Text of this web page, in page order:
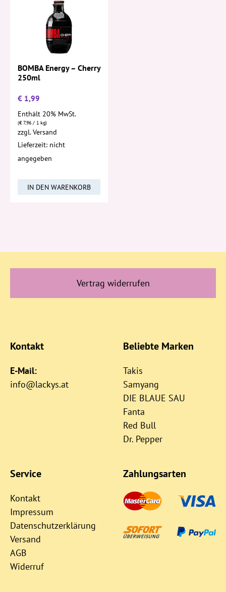
BOMBA Energy – Cherry
250ml
€ 1,99
Enthält 20% MwSt.
(€7,96 / 1 kg)
zzgl.Versand
Lieferzeit: nicht
angegeben
IN DEN WARENKORB
Vertrag widerrufen
Kontakt
E-Mail:
info@lackys.at
Beliebte Marken
Takis
Samyang
DIE BLAUE SAU
Fanta
Red Bull
Dr. Pepper
Service
Kontakt
Impressum
Datenschutzerklärung
Versand
AGB
Widerruf
Zahlungsarten